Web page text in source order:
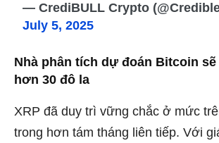
— CrediBULL Crypto
July 5, 2025
Nhà phân tích dự đoán Bitcoin
hơn 30 đô la
XRP đã duy trì vững chắc ở mức
trong hơn tám tháng liên tiếp. Với